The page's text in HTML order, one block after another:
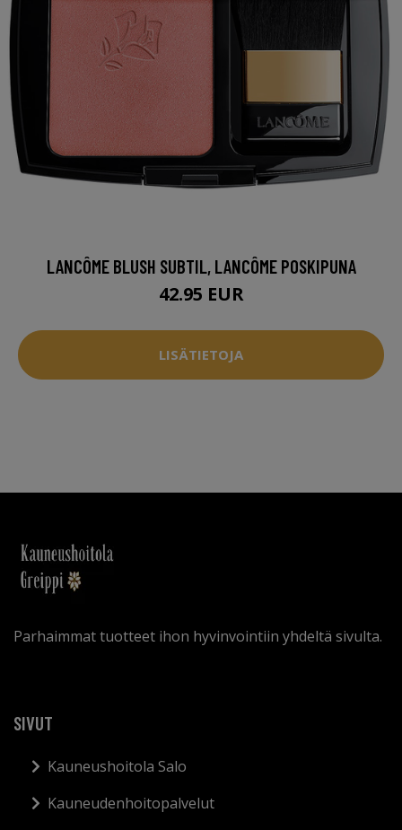
LANCÔME BLUSH SUBTIL, LANCÔME POSKIPUNA
42.95 EUR
LISÄTIETOJA
Parhaimmat tuotteet ihon hyvinvointiin yhdeltä sivulta.
SIVUT
Kauneushoitola Salo
Kauneudenhoitopalvelut